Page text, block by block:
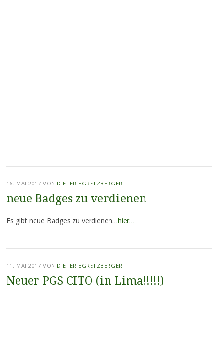
16. MAI 2017 VON DIETER EGRETZBERGER
neue Badges zu verdienen
Es gibt neue Badges zu verdienen…hier…
11. MAI 2017 VON DIETER EGRETZBERGER
Neuer PGS CITO (in Lima!!!!!)